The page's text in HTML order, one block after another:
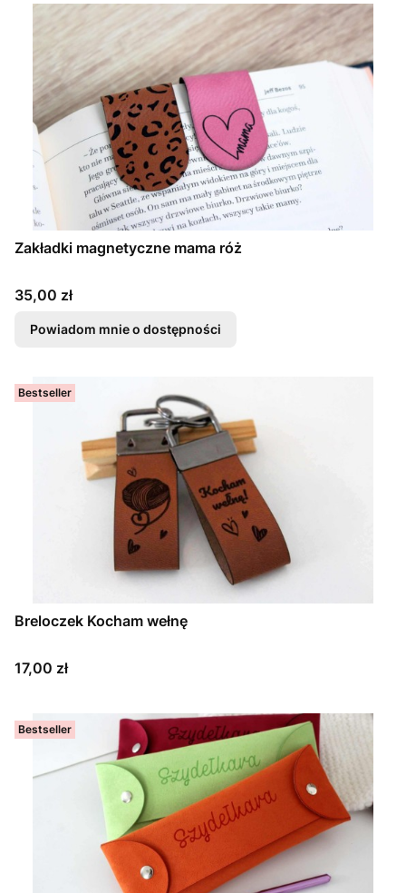
Zakładki magnetyczne mama róż
Cena
35,00 zł
Powiadom mnie o dostępności
Bestseller
Breloczek Kocham wełnę
Cena
17,00 zł
Bestseller